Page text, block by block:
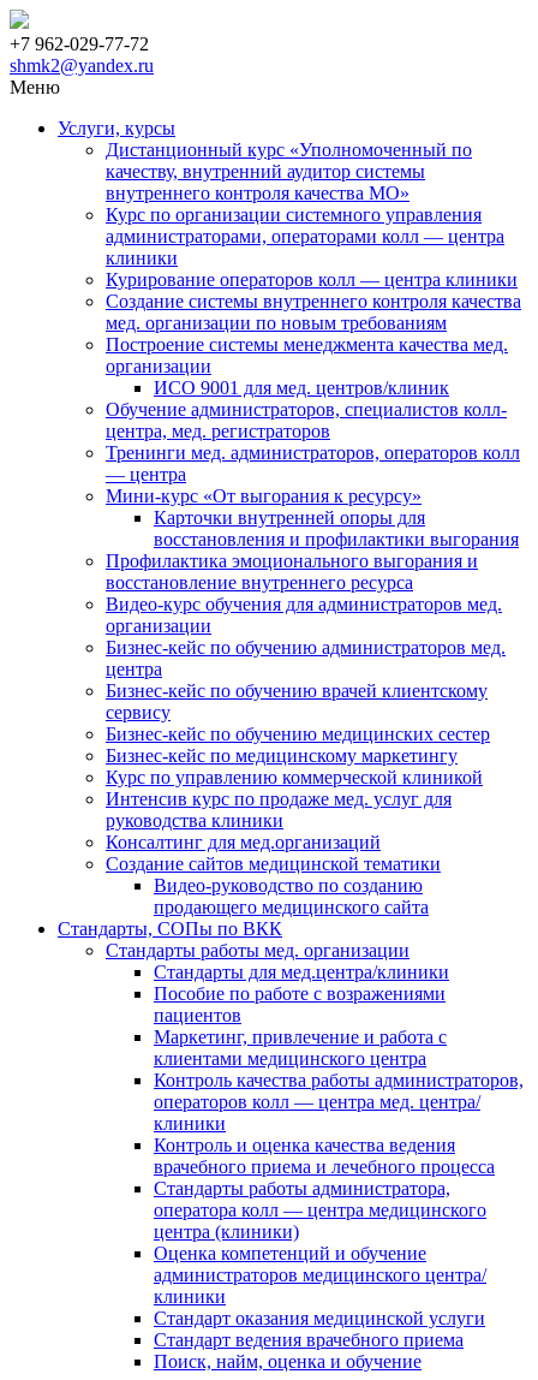
+7 962-029-77-72
shmk2@yandex.ru
Меню
Услуги, курсы
Дистанционный курс «Уполномоченный по
качеству, внутренний аудитор системы
внутреннего контроля качества МО»
Курс по организации системного управления
администраторами, операторами колл — центра
клиники
Курирование операторов колл — центра клиники
Создание системы внутреннего контроля качества
мед. организации по новым требованиям
Построение системы менеджмента качества мед.
организации
ИСО 9001 для мед. центров/клиник
Обучение администраторов, специалистов колл-
центра, мед. регистраторов
Тренинги мед. администраторов, операторов колл
— центра
Мини-курс «От выгорания к ресурсу»
Карточки внутренней опоры для
восстановления и профилактики выгорания
Профилактика эмоционального выгорания и
восстановление внутреннего ресурса
Видео-курс обучения для администраторов мед.
организации
Бизнес-кейс по обучению администраторов мед.
центра
Бизнес-кейс по обучению врачей клиентскому
сервису
Бизнес-кейс по обучению медицинских сестер
Бизнес-кейс по медицинскому маркетингу
Курс по управлению коммерческой клиникой
Интенсив курс по продаже мед. услуг для
руководства клиники
Консалтинг для мед.организаций
Создание сайтов медицинской тематики
Видео-руководство по созданию
продающего медицинского сайта
Стандарты, СОПы по ВКК
Стандарты работы мед. организации
Стандарты для мед.центра/клиники
Пособие по работе с возражениями
пациентов
Маркетинг, привлечение и работа с
клиентами медицинского центра
Контроль качества работы администраторов,
операторов колл — центра мед. центра/
клиники
Контроль и оценка качества ведения
врачебного приема и лечебного процесса
Стандарты работы администратора,
оператора колл — центра медицинского
центра (клиники)
Оценка компетенций и обучение
администраторов медицинского центра/
клиники
Стандарт оказания медицинской услуги
Стандарт ведения врачебного приема
Поиск, найм, оценка и обучение